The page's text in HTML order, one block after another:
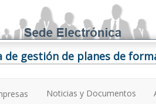
de gestión de planes de
Noticias y Documentos